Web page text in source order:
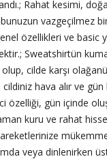
Rahat kesimi,
vazgeçilmez
özellikleri ve basic
Sweatshirtün
cilde karşı
hava alır ve
özelliği, gün içinde
kuru ve rahat
veya dinlenirken